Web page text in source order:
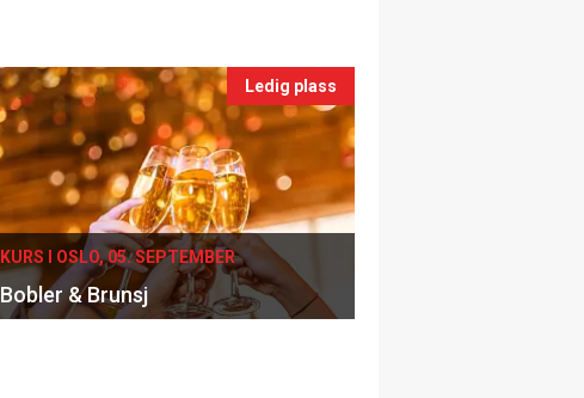
Ledig plass
KURS I OSLO, 05. SEPTEMBER
Bobler & Brunsj